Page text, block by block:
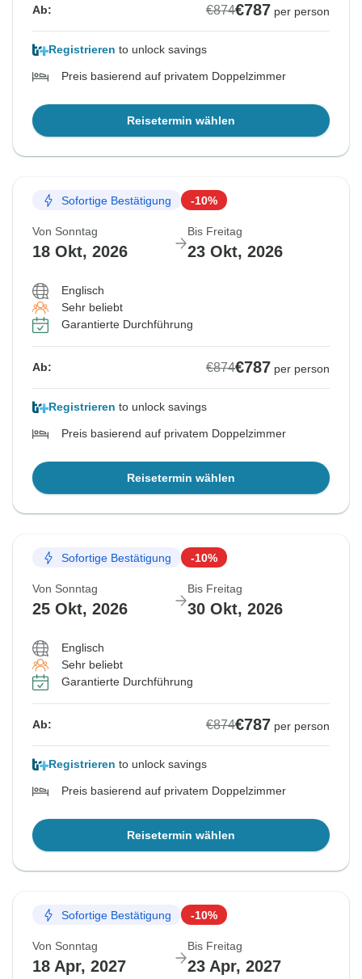
Ab: €874€787 per person
Registrieren to unlock savings
Preis basierend auf privatem Doppelzimmer
Reisetermin wählen
Sofortige Bestätigung -10%
Von Sonntag
18 Okt, 2026
Bis Freitag
23 Okt, 2026
Englisch
Sehr beliebt
Garantierte Durchführung
Ab: €874€787 per person
Registrieren to unlock savings
Preis basierend auf privatem Doppelzimmer
Reisetermin wählen
Sofortige Bestätigung -10%
Von Sonntag
25 Okt, 2026
Bis Freitag
30 Okt, 2026
Englisch
Sehr beliebt
Garantierte Durchführung
Ab: €874€787 per person
Registrieren to unlock savings
Preis basierend auf privatem Doppelzimmer
Reisetermin wählen
Sofortige Bestätigung -10%
Von Sonntag
18 Apr, 2027
Bis Freitag
23 Apr, 2027